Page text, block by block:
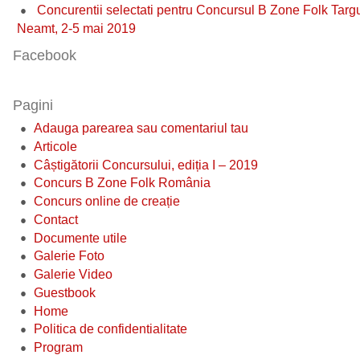
Concurentii selectati pentru Concursul B Zone Folk
Neamt, 2-5 mai 2019
Facebook
Pagini
Adauga parearea sau comentariul tau
Articole
Câștigătorii Concursului, ediția I – 2019
Concurs B Zone Folk România
Concurs online de creație
Contact
Documente utile
Galerie Foto
Galerie Video
Guestbook
Home
Politica de confidentialitate
Program